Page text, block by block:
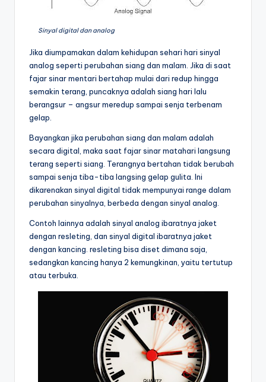
Sinyal digital dan analog
Jika diumpamakan dalam kehidupan sehari hari sinyal
analog seperti perubahan siang dan malam. Jika di saat
fajar sinar mentari bertahap mulai dari redup hingga
semakin terang, puncaknya adalah siang hari lalu
berangsur – angsur meredup sampai senja terbenam
gelap.
Bayangkan jika perubahan siang dan malam adalah
secara digital, maka saat fajar sinar matahari langsung
terang seperti siang. Terangnya bertahan tidak berubah
sampai senja tiba-tiba langsing gelap gulita. Ini
dikarenakan sinyal digital tidak mempunyai range dalam
perubahan sinyalnya, berbeda dengan sinyal analog.
Contoh lainnya adalah sinyal analog ibaratnya jaket
dengan resleting, dan sinyal digital ibaratnya jaket
dengan kancing. resleting bisa diset dimana saja,
sedangkan kancing hanya 2 kemungkinan, yaitu tertutup
atau terbuka.